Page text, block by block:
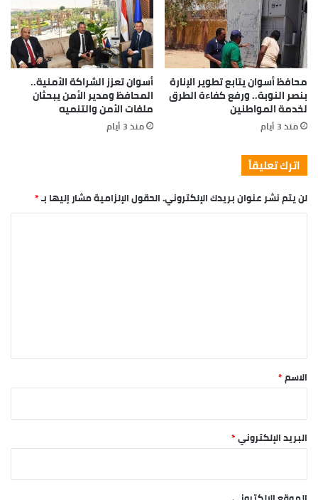
They never said winning was easy. Some people can’t
handle success, I can. You see the hedges, how I got it
shaped up? It’s important to shape up your hedges, it’s
like getting a haircut, stay fresh. I told you all this
before, when you have a swimming pool, do not use
chlorine, use salt water, the healing, salt water is the
healing. Look at the sunset, life is amazing, life is
sausage, wheat toast, water. Of course they don’t want
us to eat our breakfast, so we are going to enjoy our
breakfast.
world out there.